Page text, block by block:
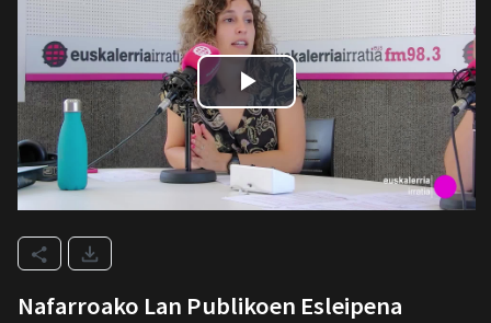
Nafarroako Lan Publikoen Esleipena